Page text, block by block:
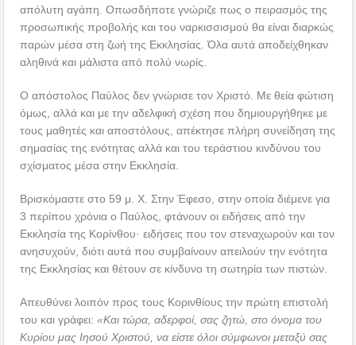
απόλυτη αγάπη. Οπωσδήποτε γνώριζε πως ο πειρασμός της
προσωπικής προβολής και του ναρκισσισμού θα είναι διαρκώς
παρών μέσα στη ζωή της Εκκλησίας. Όλα αυτά αποδείχθηκαν
αληθινά και μάλιστα από πολύ νωρίς.
Ο απόστολος Παύλος δεν γνώρισε τον Χριστό. Με θεία φώτιση
όμως, αλλά και με την αδελφική σχέση που δημιουργήθηκε με
τους μαθητές και αποστόλους, απέκτησε πλήρη συνείδηση της
σημασίας της ενότητας αλλά και του τεράστιου κινδύνου του
σχίσματος μέσα στην Εκκλησία.
Βρισκόμαστε στο 59 μ. Χ. Στην Έφεσο, στην οποία διέμενε για
3 περίπου χρόνια ο Παύλος, φτάνουν οι ειδήσεις από την
Εκκλησία της Κορίνθου· ειδήσεις που τον στεναχωρούν και τον
ανησυχούν, διότι αυτά που συμβαίνουν απειλούν την ενότητα
της Εκκλησίας και θέτουν σε κίνδυνο τη σωτηρία των πιστών.
Απευθύνει λοιπόν προς τους Κορινθίους την πρώτη επιστολή
του και γράφει:«Και τώρα, αδερφοί, σας ζητώ, στο όνομα του
Κυρίου μας Ιησού Χριστού, να είστε όλοι σύμφωνοι μεταξύ σας